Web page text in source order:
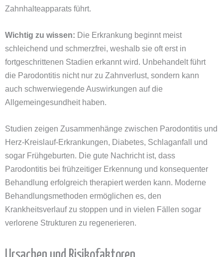
Zahnhalteapparats führt.
Wichtig zu wissen: Die Erkrankung beginnt meist
schleichend und schmerzfrei, weshalb sie oft erst in
fortgeschrittenen Stadien erkannt wird. Unbehandelt führt
die Parodontitis nicht nur zu Zahnverlust, sondern kann
auch schwerwiegende Auswirkungen auf die
Allgemeingesundheit haben.
Studien zeigen Zusammenhänge zwischen Parodontitis und
Herz-Kreislauf-Erkrankungen, Diabetes, Schlaganfall und
sogar Frühgeburten. Die gute Nachricht ist, dass
Parodontitis bei frühzeitiger Erkennung und konsequenter
Behandlung erfolgreich therapiert werden kann. Moderne
Behandlungsmethoden ermöglichen es, den
Krankheitsverlauf zu stoppen und in vielen Fällen sogar
verlorene Strukturen zu regenerieren.